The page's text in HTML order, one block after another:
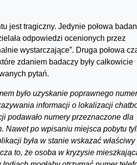
jest tragiczny. Jedynie połowa
odpowiedzi ocenionych przez
wystarczające”. Druga połowa
zdaniem badaczy były całkowicie
pytań.
było uzyskanie poprawnego
informacji o lokalizacji
podawało numery przeznaczone dla
Nawet po wpisaniu miejsca pobytu
była w stanie wskazać właściwy
to, że osoba w kryzysie